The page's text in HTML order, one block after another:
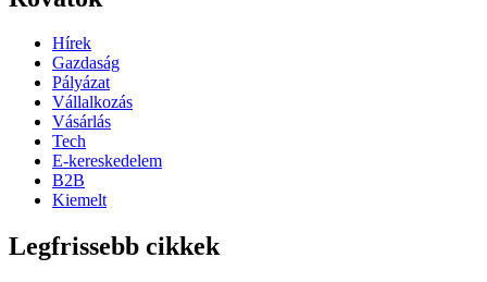
Hírek
Gazdaság
Pályázat
Vállalkozás
Vásárlás
Tech
E-kereskedelem
B2B
Kiemelt
Legfrissebb cikkek